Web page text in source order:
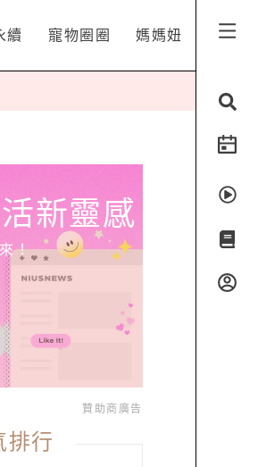
續 寵物圈圈 媽媽妞
新靈感
！
贊助商廣告
排行